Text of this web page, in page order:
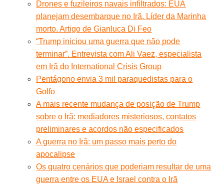
Drones e fuzileiros navais infiltrados: EUA
planejam desembarque no Irã. Líder da Marinha
morto. Artigo de Gianluca Di Feo
“Trump iniciou uma guerra que não pode
terminar”. Entrevista com Ali Vaez, especialista
em Irã do International Crisis Group
Pentágono envia 3 mil paraquedistas para o
Golfo
A mais recente mudança de posição de Trump
sobre o Irã: mediadores misteriosos, contatos
preliminares e acordos não especificados
A guerra no Irã: um passo mais perto do
apocalipse
Os quatro cenários que poderiam resultar de uma
guerra entre os EUA e Israel contra o Irã